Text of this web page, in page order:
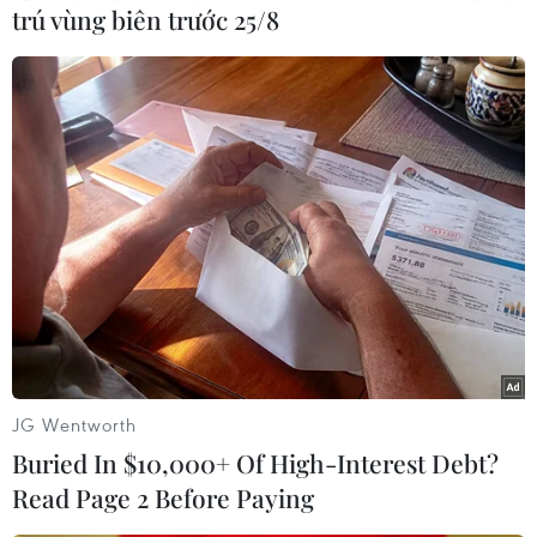
#Israel #hang động #chôn cất
#quan tài cổ
#người Do Thái
#văn hóa Hy Lạp
#Đế chế La Mã
#sau Công nguyên
Hy Lạp Israel
Theo dõi VietnamPlus
trú vùng biên trước 25/8
JG Wentworth
Buried In $10,000+ Of High-Interest Debt?
Read Page 2 Before Paying